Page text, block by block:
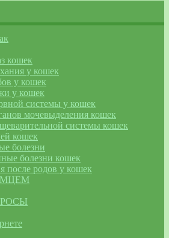
кошек
у кошек
у кошек
у кошек
системы у кошек
мочевыделения кошек
системы кошек
кошек
болезни
болезни кошек
после родов у кошек